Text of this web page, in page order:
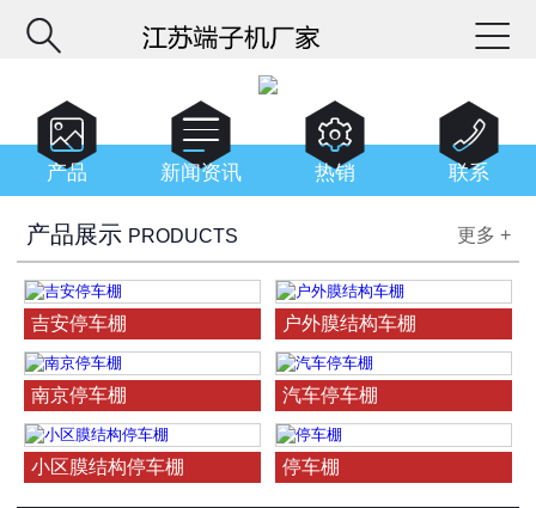



产品 
新闻资讯 
热销 
联系
产品展示 PRODUCTS 更多 +
吉安停车棚 户外膜结构车棚
南京停车棚 汽车停车棚
小区膜结构停车棚 停车棚